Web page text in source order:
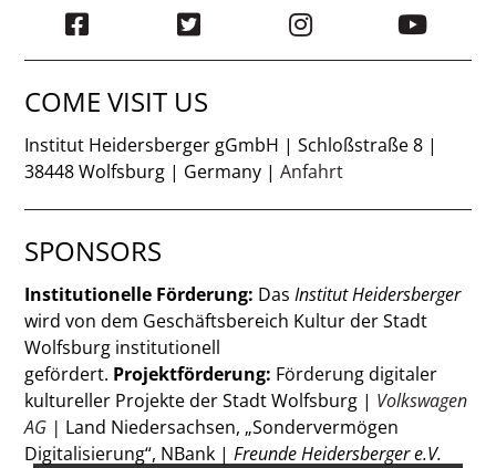
COME VISIT US
Institut Heidersberger gGmbH | Schloßstraße 8 |
38448 Wolfsburg | Germany |Anfahrt
SPONSORS
Institutionelle Förderung: Das Institut Heidersberger
wird von dem Geschäftsbereich Kultur der Stadt
Wolfsburg institutionell
gefördert. Projektförderung: Förderung digitaler
kultureller Projekte der Stadt Wolfsburg | Volkswagen
AG | Land Niedersachsen, „Sondervermögen
Digitalisierung“, NBank |Freunde Heidersberger e.V.